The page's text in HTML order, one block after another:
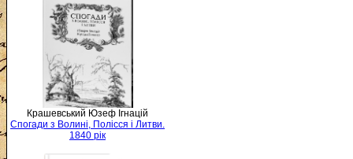
Крашевський Юзеф Ігнацій
Спогади з Волині, Полісся і Литви.
1840 рік